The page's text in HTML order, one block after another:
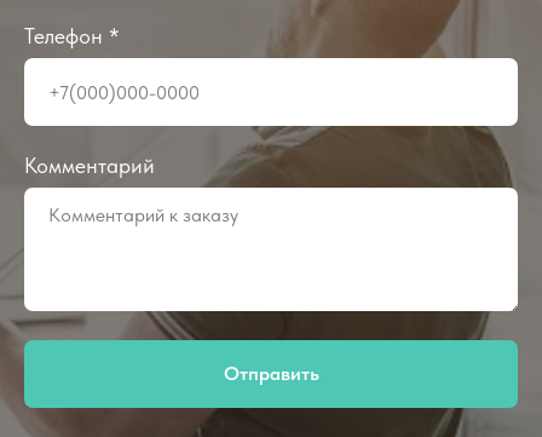
Телефон *
Комментарий
Отправить